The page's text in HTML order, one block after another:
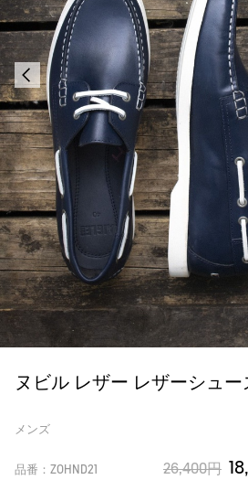
ヌビル レザー レザーシュー
メンズ
品番：ZOHND21 26,400円